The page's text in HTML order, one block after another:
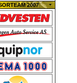
2007